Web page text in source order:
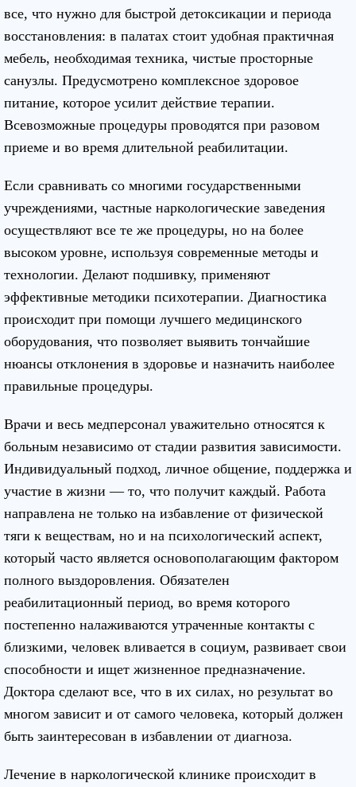
все, что нужно для быстрой детоксикации и периода
восстановления: в палатах стоит удобная практичная
мебель, необходимая техника, чистые просторные
санузлы. Предусмотрено комплексное здоровое
питание, которое усилит действие терапии.
Всевозможные процедуры проводятся при разовом
приеме и во время длительной реабилитации.
Если сравнивать со многими государственными
учреждениями, частные наркологические заведения
осуществляют все те же процедуры, но на более
высоком уровне, используя современные методы и
технологии. Делают подшивку, применяют
эффективные методики психотерапии. Диагностика
происходит при помощи лучшего медицинского
оборудования, что позволяет выявить тончайшие
нюансы отклонения в здоровье и назначить наиболее
правильные процедуры.
Врачи и весь медперсонал уважительно относятся к
больным независимо от стадии развития зависимости.
Индивидуальный подход, личное общение, поддержка и
участие в жизни — то, что получит каждый. Работа
направлена не только на избавление от физической
тяги к веществам, но и на психологический аспект,
который часто является основополагающим фактором
полного выздоровления. Обязателен
реабилитационный период, во время которого
постепенно налаживаются утраченные контакты с
близкими, человек вливается в социум, развивает свои
способности и ищет жизненное предназначение.
Доктора сделают все, что в их силах, но результат во
многом зависит и от самого человека, который должен
быть заинтересован в избавлении от диагноза.
Лечение в наркологической клинике происходит в